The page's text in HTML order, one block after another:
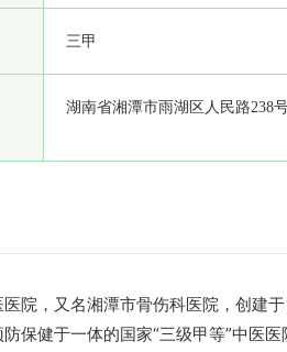
三甲
湖南省湘潭市雨湖区人民路238
，又名湘潭市骨伤科医院，创建于
保健于一体的国家“三级甲等”中医